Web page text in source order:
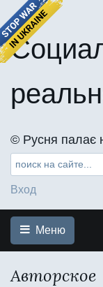
©️ Русня палає
Вход
Меню
Авторское